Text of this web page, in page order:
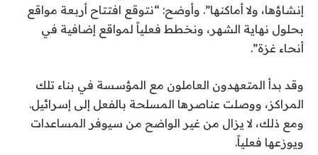
إنشاؤها، ولا أماكنها”. وأوضح: “نتوقع افتتاح أربعة مواقع
بحلول نهاية الشهر، ونخطط فعلياً لمواقع إضافية في
أنحاء غزة”.
وقد بدأ المتعهدون العاملون مع المؤسسة في بناء تلك
المراكز، ووصلت عناصرها المسلحة بالفعل إلى إسرائيل.
ومع ذلك، لا يزال من غير الواضح من سيوفر المساعدات
ويوزعها فعلياً.